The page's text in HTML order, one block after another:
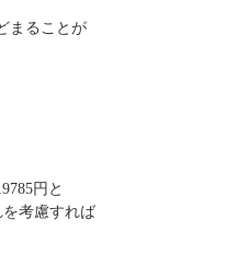
まることが
円と
考慮すれば